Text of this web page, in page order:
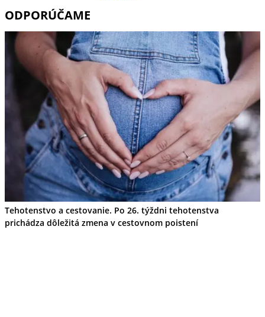
Kúpele
Školstvo
Ekonomika obchod a doprava
ODPORÚČAME
Tehotenstvo a cestovanie. Po 26. týždni tehotenstva
prichádza dôležitá zmena v cestovnom poistení